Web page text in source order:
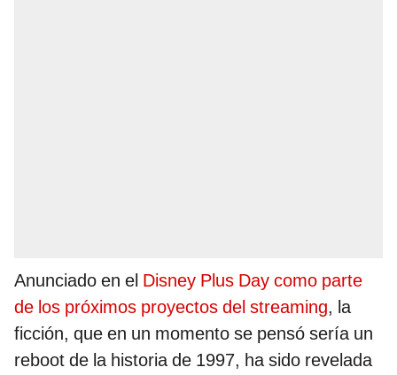
Anunciado en el Disney Plus Day como parte
de los próximos proyectos del streaming, la
ficción, que en un momento se pensó sería un
reboot de la historia de 1997, ha sido revelada